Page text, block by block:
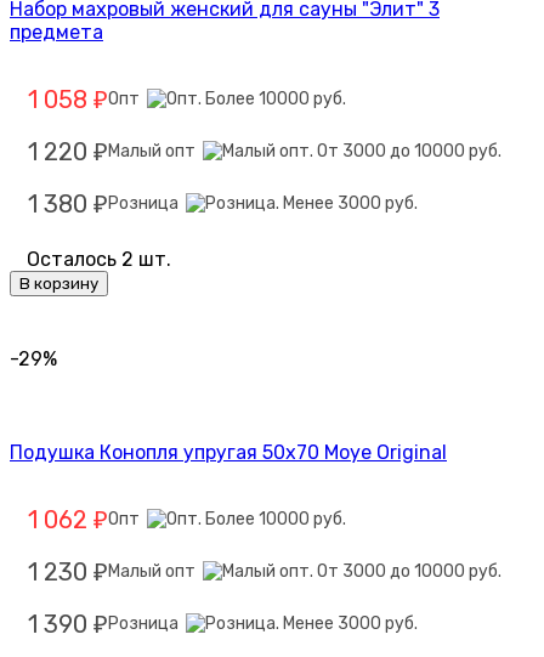
Набор махровый женский для сауны "Элит" 3
предмета
1 058 ₽Опт
1 220 ₽ Малый опт
1 380 ₽ Розница
Осталось 2 шт.
В корзину
-29%
Подушка Конопля упругая 50х70 Moye Original
1 062 ₽Опт
1 230 ₽ Малый опт
1 390 ₽ Розница